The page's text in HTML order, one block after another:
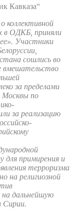
Кавказа“
коллективной
в ОДКБ, приняли
Участники
сошлись во
вмешательство
за пределами
Москвы по
за реализацию
для примирения и
терроризма
на религиозной
на дальнейшую
Сирии.